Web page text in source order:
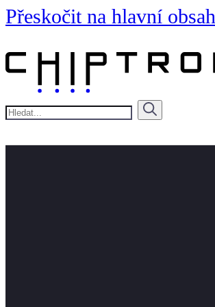
Přeskočit na hlavní obsah
Hledat